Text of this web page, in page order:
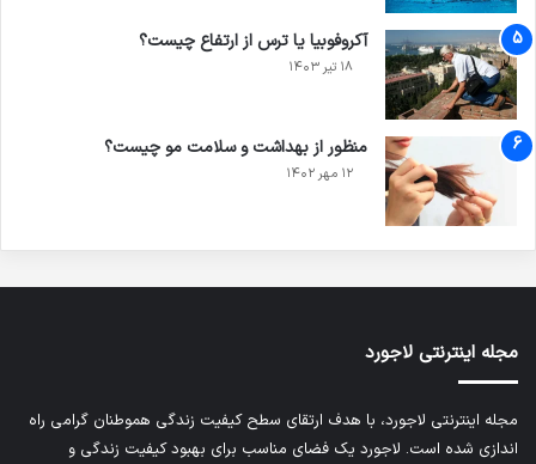
آکروفوبیا یا ترس از ارتفاع چیست؟
۱۸ تیر ۱۴۰۳
منظور از بهداشت و سلامت مو چیست؟
۱۲ مهر ۱۴۰۲
مجله اینترنتی لاجورد
مجله اینترنتی لاجورد، با هدف ارتقای سطح کیفیت زندگی هموطنان گرامی راه
اندازی شده است. لاجورد یک فضای مناسب برای بهبود کیفیت زندگی و